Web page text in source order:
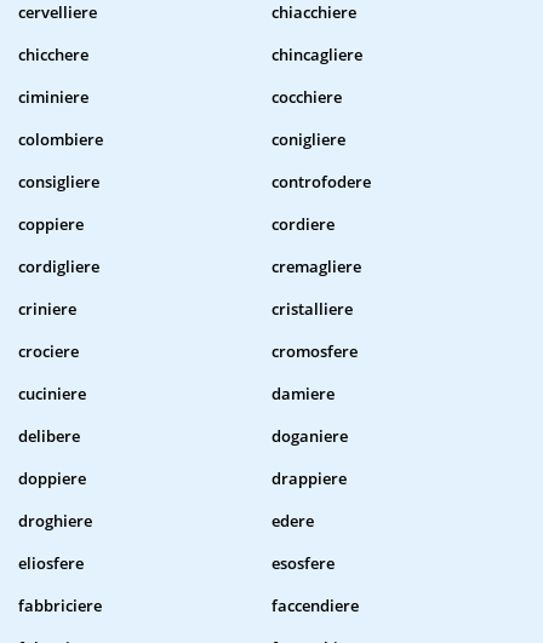
cervelliere
chiacchiere
chicchere
chincagliere
ciminiere
cocchiere
colombiere
conigliere
consigliere
controfodere
coppiere
cordiere
cordigliere
cremagliere
criniere
cristalliere
crociere
cromosfere
cuciniere
damiere
delibere
doganiere
doppiere
drappiere
droghiere
edere
eliosfere
esosfere
fabbriciere
faccendiere